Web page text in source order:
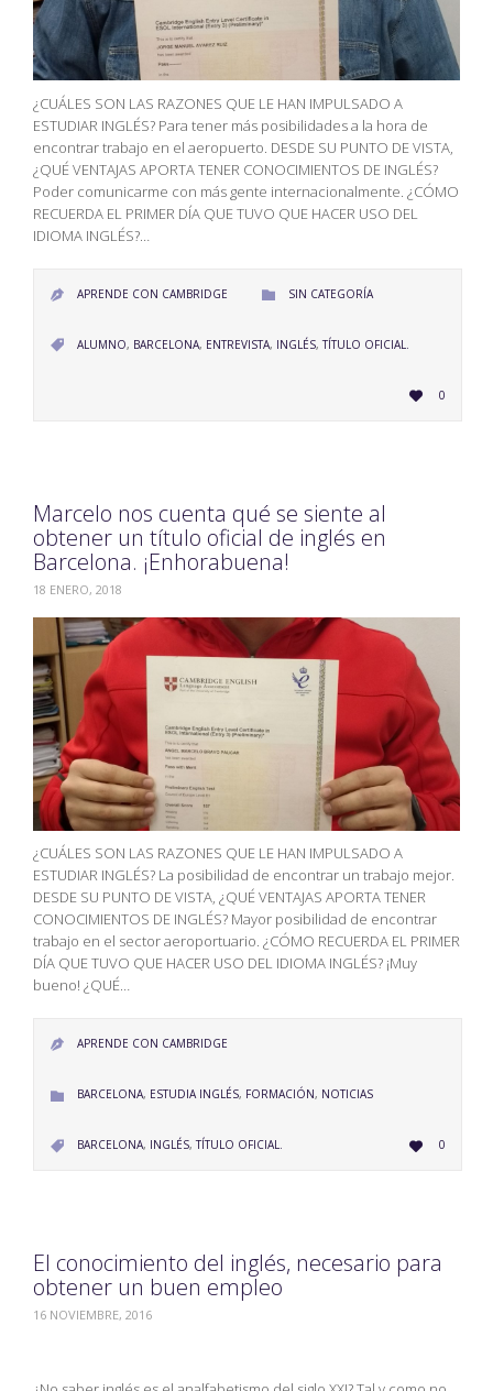
¿CUÁLES SON LAS RAZONES QUE LE HAN IMPULSADO A
ESTUDIAR INGLÉS? Para tener más posibilidades a la hora de
encontrar trabajo en el aeropuerto. DESDE SU PUNTO DE VISTA,
¿QUÉ VENTAJAS APORTA TENER CONOCIMIENTOS DE INGLÉS?
Poder comunicarme con más gente internacionalmente. ¿CÓMO
RECUERDA EL PRIMER DÍA QUE TUVO QUE HACER USO DEL
IDIOMA INGLÉS?…
 APRENDE CON CAMBRIDGE  CATEGORY
SIN CATEGORÍA
 CATEGORY
ALUMNO, BARCELONA, ENTREVISTA, INGLÉS,TÍTULO OFICIAL.
 LOVE
IT0
Marcelo nos cuenta qué se siente al
obtener un título oficial de inglés en
Barcelona. ¡Enhorabuena!
18 ENERO, 2018
¿CUÁLES SON LAS RAZONES QUE LE HAN IMPULSADO A
ESTUDIAR INGLÉS? La posibilidad de encontrar un trabajo mejor.
DESDE SU PUNTO DE VISTA, ¿QUÉ VENTAJAS APORTA TENER
CONOCIMIENTOS DE INGLÉS? Mayor posibilidad de encontrar
trabajo en el sector aeroportuario. ¿CÓMO RECUERDA EL PRIMER
DÍA QUE TUVO QUE HACER USO DEL IDIOMA INGLÉS? ¡Muy
bueno! ¿QUÉ…
 APRENDE CON CAMBRIDGE
 CATEGORY
BARCELONA, ESTUDIA INGLÉS, FORMACIÓN, NOTICIAS
 CATEGORY
BARCELONA, INGLÉS,TÍTULO OFICIAL.  LOVE
IT0
El conocimiento del inglés, necesario para
obtener un buen empleo
16 NOVIEMBRE, 2016